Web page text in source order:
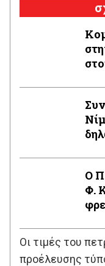
Νίμιτς
Ο
Φ.
Οι τιμές του
προέλευσης